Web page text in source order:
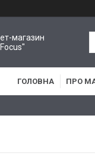
магазин
ГОЛОВНА ПРО